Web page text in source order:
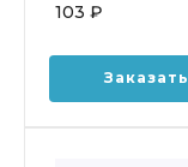
103 ₽
Заказать